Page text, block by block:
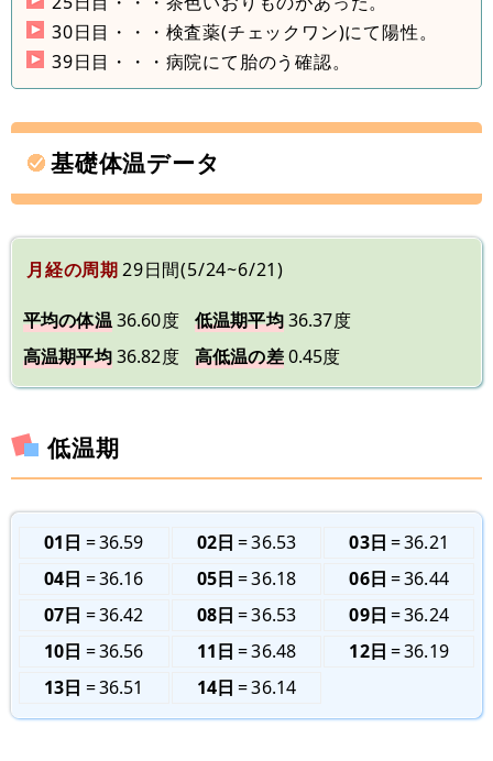
30日目・・・検査薬(チェックワン)にて陽性。
39日目・・・病院にて胎のう確認。
基礎体温データ
月経の周期29日間(5/24~6/21)
平均の体温36.60度 低温期平均36.37度
高温期平均36.82度 高低温の差0.45度
低温期
01日 36.59 02日 36.53 03日
36.21
04日
36.16 05日 36.18 06日
36.44
07日
36.42 08日 36.53 09日
36.24
10日
36.56 11日 36.48 12日
36.19
13日
36.51 14日 36.14